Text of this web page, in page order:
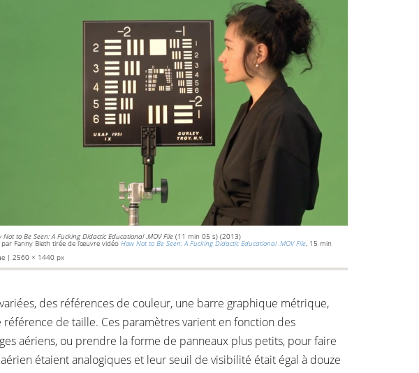
Not to Be Seen: A Fucking Didactic Educational .MOV File (11 min 05 s) (2013)
Fanny Bieth tirée de l’œuvre vidéo How Not to Be Seen: A Fucking Didactic Educational .MOV File, 15 min
| 2560 × 1440 px
des références de couleur, une barre graphique métrique,
de taille. Ces paramètres varient en fonction des
aériens, ou prendre la forme de panneaux plus petits, pour faire
étaient analogiques et leur seuil de visibilité était égal à douze